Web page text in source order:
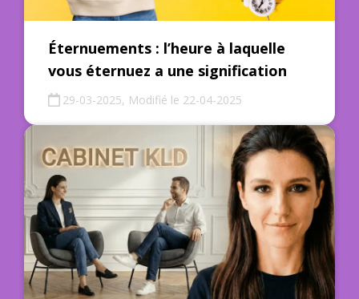
Éternuements : l’heure à laquelle
vous éternuez a une signification
29-03-2025, Modifié le 22-04-2025